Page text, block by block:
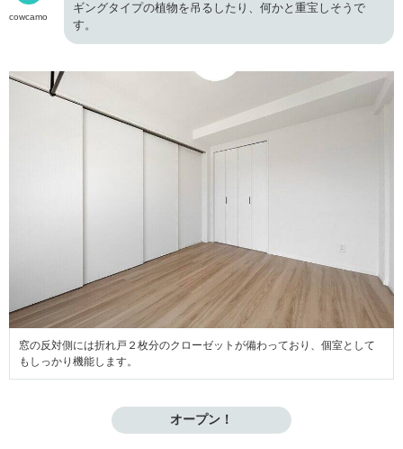
cowcamo
ギングタイプの植物を吊るしたり、何かと重宝しそうで
す。
窓の反対側には折れ戸２枚分のクローゼットが備わっており、個室として
もしっかり機能します。
オープン！